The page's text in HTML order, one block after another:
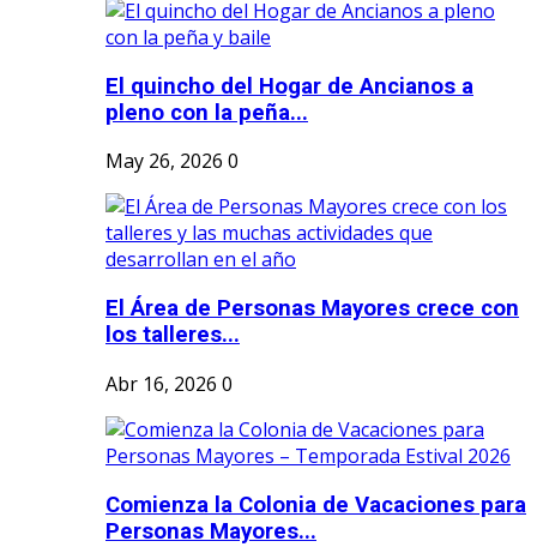
El quincho del Hogar de Ancianos a
pleno con la peña...
May 26, 2026 0
El Área de Personas Mayores crece con
los talleres...
Abr 16, 2026 0
Comienza la Colonia de Vacaciones para
Personas Mayores...